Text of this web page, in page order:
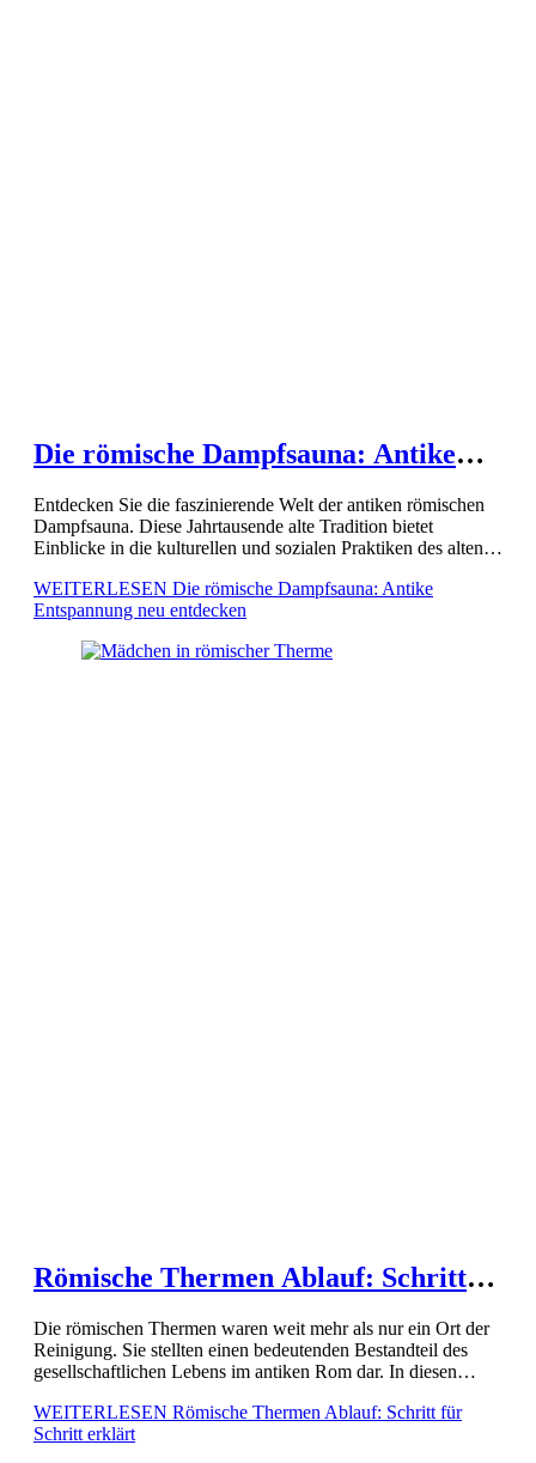
Die römische Dampfsauna: Antike
Entdecken Sie die faszinierende Welt der antiken römischen
Dampfsauna. Diese Jahrtausende alte Tradition bietet
Einblicke in die kulturellen und sozialen Praktiken des alten
Wärme und […]
WEITERLESEN Die römische Dampfsauna: Antike
Entspannung neu entdecken
Römische Thermen Ablauf: Schritt
Die römischen Thermen waren weit mehr als nur ein Ort der
Reinigung. Sie stellten einen bedeutenden Bestandteil des
gesellschaftlichen Lebens im antiken Rom dar. In diesen
körperliche Erholung, […]
WEITERLESEN Römische Thermen Ablauf: Schritt für
Schritt erklärt